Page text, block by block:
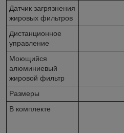
Датчик загрязнения
жировых фильтров
Дистанционное
управление
Моющийся
алюминиевый
жировой фильтр
Размеры
В комплекте